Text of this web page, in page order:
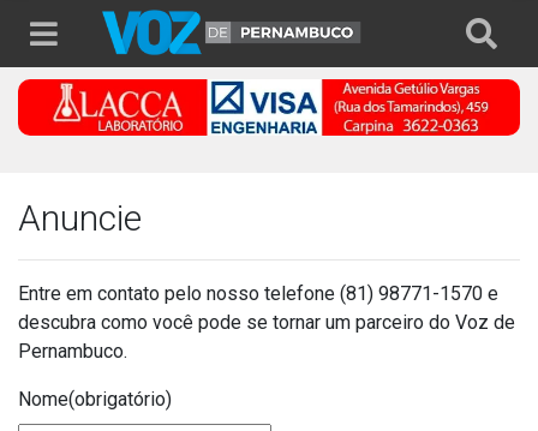
Anuncie
Entre em contato pelo nosso telefone (81) 98771-1570 e
descubra como você pode se tornar um parceiro do Voz de
Pernambuco.
Nome(obrigatório)